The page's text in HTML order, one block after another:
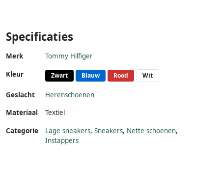
Specificaties
Merk Tommy Hilfiger
Kleur Zwart Blauw Rood Wit
Geslacht
Herenschoenen
Materiaal
Textiel
Categorie Lage sneakers, Sneakers, Nette schoenen,
Instappers